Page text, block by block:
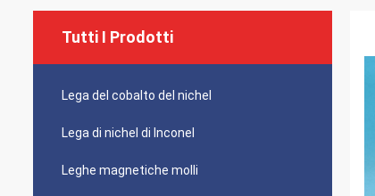
Tutti I Prodotti
Lega del cobalto del nichel
Lega di nichel di Inconel
Leghe magnetiche molli